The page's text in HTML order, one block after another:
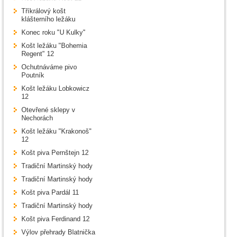
Tříkrálový košt
klášterního ležáku
Konec roku "U Kulky"
Košt ležáku "Bohemia
Regent" 12
Ochutnáváme pivo
Poutník
Košt ležáku Lobkowicz
12
Otevřené sklepy v
Nechorách
Košt ležáku "Krakonoš"
12
Košt piva Pernštejn 12
Tradiční Martinský hody
Tradiční Martinský hody
Košt piva Pardál 11
Tradiční Martinský hody
Košt piva Ferdinand 12
Výlov přehrady Blatnička